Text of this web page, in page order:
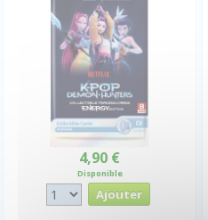
4,90 €
Disponible